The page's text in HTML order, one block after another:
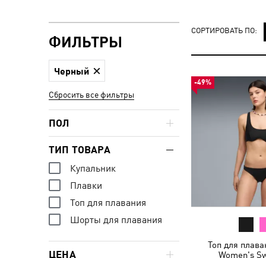
СОРТИРОВАТЬ ПО:
-49%
Топ для
Women's
ФИЛЬТРЫ
Черный
Сбросить все фильтры
ПОЛ
ТИП ТОВАРА
Купальник
Плавки
Топ для плавания
Шорты для плавания
ЦЕНА